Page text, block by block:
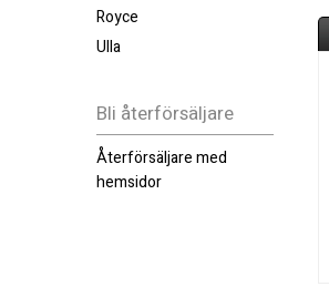
Royce
Ulla
Bli återförsäljare
Återförsäljare med
hemsidor